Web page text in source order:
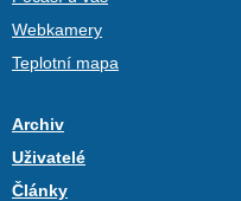
Webkamery
Teplotní mapa
Archiv
Uživatelé
Články